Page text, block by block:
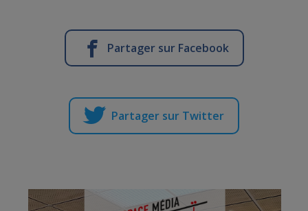
Partager sur Facebook
Partager sur Twitter